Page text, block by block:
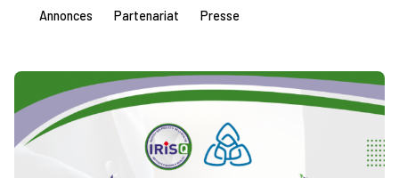
Annonces Partenariat Presse